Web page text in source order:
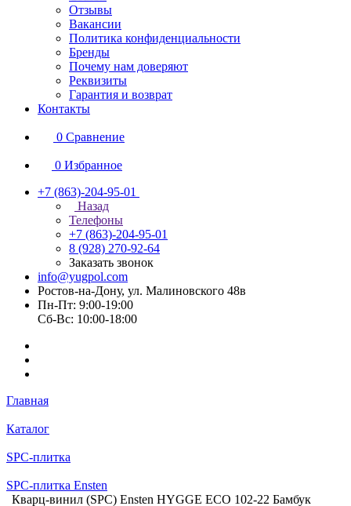
Отзывы
Вакансии
Политика конфиденциальности
Бренды
Почему нам доверяют
Реквизиты
Гарантия и возврат
Контакты
0 Сравнение
0 Избранное
+7 (863)-204-95-01
Назад
Телефоны
+7 (863)-204-95-01
8 (928) 270-92-64
Заказать звонок
info@yugpol.com
Ростов-на-Дону, ул. Малиновского 48в
Пн-Пт: 9:00-19:00
Cб-Вс: 10:00-18:00
Главная
Каталог
SPC-плитка
SPC-плитка Ensten
Кварц-винил (SPC) Ensten HYGGE ECO 102-22 Бамбук